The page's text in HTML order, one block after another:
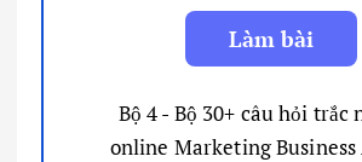
Bộ 4 - Bộ 30+ câu hỏi trắc
online Marketing